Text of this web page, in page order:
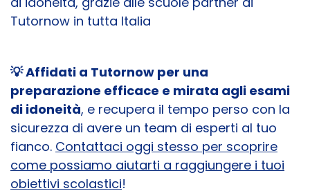
Tutornow in tutta Italia
💡 Affidati a Tutornow per una
preparazione efficace e mirata agli esami
di idoneità, e recupera il tempo perso con la
sicurezza di avere un team di esperti al tuo
fianco. Contattaci oggi stesso per scoprire
come possiamo aiutarti a raggiungere i tuoi
obiettivi scolastici!